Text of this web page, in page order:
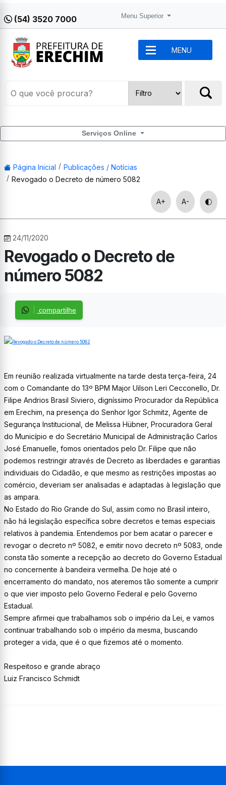
(54) 3520 7000 Menu Superior
MENU
Serviços Online
Página Inicial
Publicações / Notícias
Revogado o Decreto de número 5082
A+ A-
24/11/2020
Revogado o Decreto de
número 5082
compartilhe
Em reunião realizada virtualmente na tarde desta terça-feira, 24
com o Comandante do 13º BPM Major Uilson Leri Cecconello, Dr.
Filipe Andrios Brasil Siviero, digníssimo Procurador da República
em Erechim, na presença do Senhor Igor Schmitz, Agente de
Segurança Institucional, de Melissa Hübner, Procuradora Geral
do Município e do Secretário Municipal de Administração Carlos
José Emanuelle, fomos orientados pelo Dr. Filipe que não
podemos restringir através de Decreto as liberdades e garantias
individuais do Cidadão, e que mesmo as restrições impostas ao
comércio, deveriam ser analisadas e adaptadas à legislação que
as ampara.
No Estado do Rio Grande do Sul, assim como no Brasil inteiro,
não há legislação específica sobre decretos e temas especiais
relativos à pandemia. Entendemos por bem acatar o parecer e
revogar o decreto nº 5082, e emitir novo decreto nº 5083, onde
consta tão somente a recepção ao decreto do Governo Estadual
no concernente à bandeira vermelha. De hoje até o
encerramento do mandato, nos ateremos tão somente a cumprir
o que vier imposto pelo Governo Federal e pelo Governo
Estadual.
Sempre afirmei que trabalhamos sob o império da Lei, e vamos
continuar trabalhando sob o império da mesma, buscando
proteger a vida, que é o que fizemos até o momento.
Respeitoso e grande abraço
Luiz Francisco Schmidt